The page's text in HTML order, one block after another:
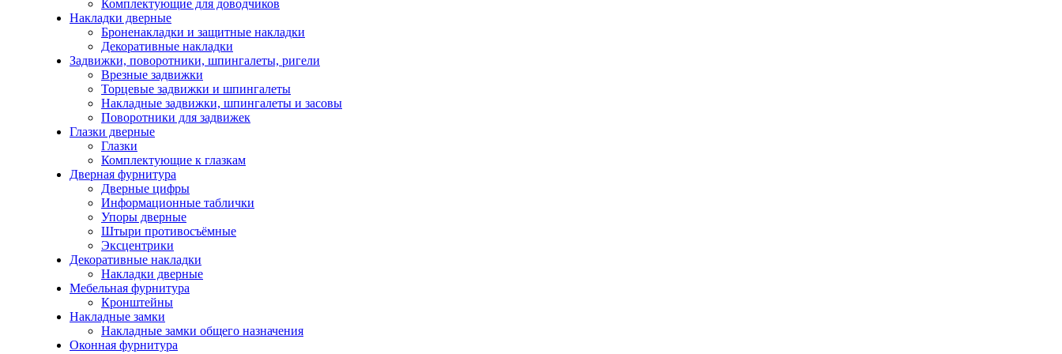
Комплектующие для доводчиков
Накладки дверные
Броненакладки и защитные накладки
Декоративные накладки
Задвижки, поворотники, шпингалеты, ригели
Врезные задвижки
Торцевые задвижки и шпингалеты
Накладные задвижки, шпингалеты и засовы
Поворотники для задвижек
Глазки дверные
Глазки
Комплектующие к глазкам
Дверная фурнитура
Дверные цифры
Информационные таблички
Упоры дверные
Штыри противосъёмные
Эксцентрики
Декоративные накладки
Накладки дверные
Мебельная фурнитура
Кронштейны
Накладные замки
Накладные замки общего назначения
Оконная фурнитура